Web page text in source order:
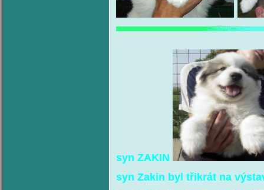
syn ZAKIN
syn Zakin byl třikrát na